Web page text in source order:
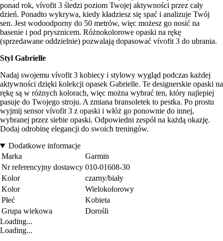
ponad rok, vívofit 3 śledzi poziom Twojej aktywności przez cały
dzień. Ponadto wykrywa, kiedy kładziesz się spać i analizuje Twój
sen. Jest wodoodporny do 50 metrów, więc możesz go nosić na
basenie i pod prysznicem. Różnokolorowe opaski na rękę
(sprzedawane oddzielnie) pozwalają dopasować vívofit 3 do ubrania.
Styl Gabrielle
Nadaj swojemu vívofit 3 kobiecy i stylowy wygląd podczas każdej
aktywności dzięki kolekcji opasek Gabrielle. Te designerskie opaski na
rękę są w różnych kolorach, więc można wybrać ten, który najlepiej
pasuje do Twojego stroju. A zmiana bransoletek to pestka. Po prostu
wyjmij sensor vívofit 3 z opaski i włóż go ponownie do innej,
wybranej przez siebie opaski. Odpowiedni zespół na każdą okazję.
Dodaj odrobinę elegancji do swoich treningów.
Dodatkowe informacje
Marka
Garmin
Nr referencyjny dostawcy 010-01608-30
Kolor
czarny/biały
Kolor
Wielokolorowy
Płeć
Kobieta
Grupa wiekowa
Dorośli
Loading...
Loading...